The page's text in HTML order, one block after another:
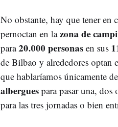
No obstante, hay que tener en
pernoctan en lazona de
para20.000 personas en sus
de Bilbao y alrededores optan
que hablaríamos únicamente
albergues para pasar una,
para las tres jornadas o bien